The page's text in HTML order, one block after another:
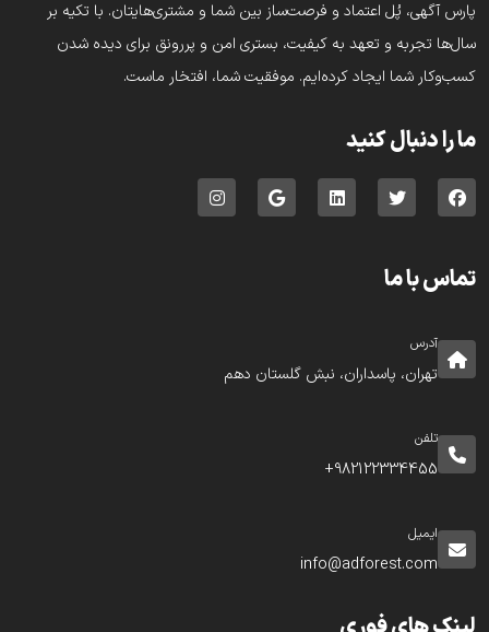
پارس‌ آگهی، پُل اعتماد و فرصت‌ساز بین شما و مشتری‌هایتان. با تکیه بر
سال‌ها تجربه و تعهد به کیفیت، بستری امن و پررونق برای دیده شدن
کسب‌وکار شما ایجاد کرده‌ایم. موفقیت شما، افتخار ماست.
ما را دنبال کنید
تماس با ما
آدرس
تهران، پاسداران، نبش گلستان دهم
تلفن
982122334455+
ایمیل
info@adforest.com